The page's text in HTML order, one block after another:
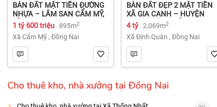
BÁN ĐẤT MẶT TIỀN ĐƯỜNG
NHỰA – LÂM SAN CẨM MỸ,
ĐỒNG NAI.
1 tỷ 600 triệu 895m2
Xã Cẩm Mỹ , Đồng Nai
BÁN ĐẤT ĐẸP 2 MẶT TIỀN
XÃ GIA CANH – HUYỆN
ĐỊNH QUÁN – ĐỒNG NAI dt
2.069m² 4 tỷ
4 tỷ 2,069m2
Xã Định Quán , Đồng Nai
Cho thuê kho, nhà xưởng tại Đồng Nai